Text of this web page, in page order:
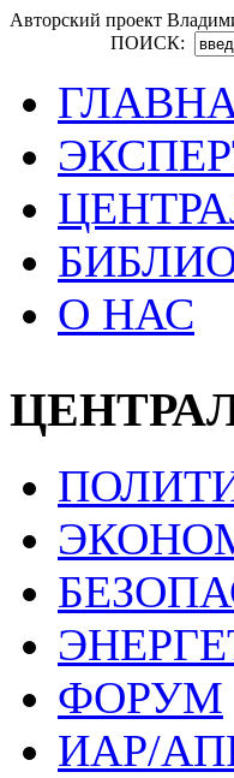
Авторский проект
ПОИСК:
О НАС
ФОРУМ
ИАР/